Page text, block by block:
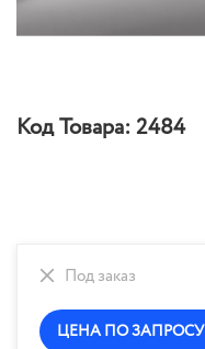
Код Товара: 2484
Под заказ
ЦЕНА ПО ЗАПРОСУ